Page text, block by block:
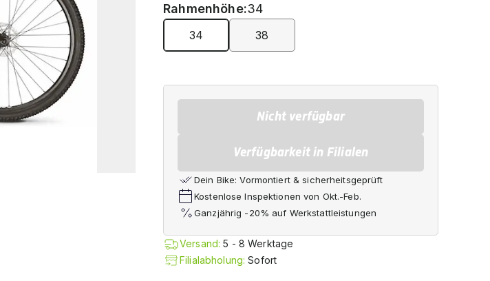
Rahmenhöhe:34
34 38
Nicht verfügbar
Verfügbarkeit in Filialen
Dein Bike: Vormontiert & sicherheitsgeprüft
Kostenlose Inspektionen von Okt.-Feb.
Ganzjährig -20% auf Werkstattleistungen
Versand:5 - 8 Werktage
Filialabholung:Sofort